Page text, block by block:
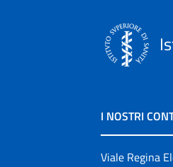
I NOSTRI
Viale Regina